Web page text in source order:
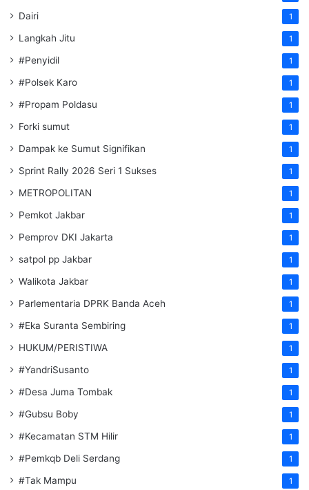
Dairi 1
Langkah Jitu 1
#Penyidil 1
#Polsek Karo 1
#Propam Poldasu 1
Forki sumut 1
Dampak ke Sumut Signifikan 1
Sprint Rally 2026 Seri 1 Sukses 1
METROPOLITAN 1
Pemkot Jakbar 1
Pemprov DKI Jakarta 1
satpol pp Jakbar 1
Walikota Jakbar 1
Parlementaria DPRK Banda Aceh 1
#Eka Suranta Sembiring 1
HUKUM/PERISTIWA 1
#YandriSusanto 1
#Desa Juma Tombak 1
#Gubsu Boby 1
#Kecamatan STM Hilir 1
#Pemkqb Deli Serdang 1
#Tak Mampu 1